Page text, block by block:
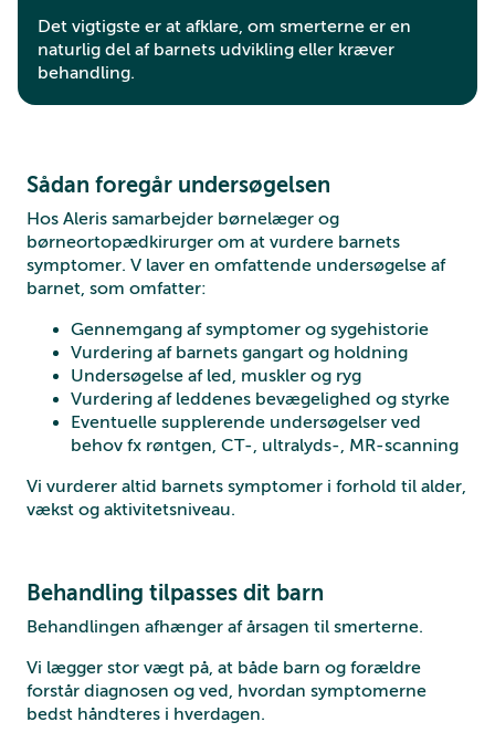
Det vigtigste er at afklare, om smerterne er en
naturlig del af barnets udvikling eller kræver
behandling.
Sådan foregår undersøgelsen
Hos Aleris samarbejder børnelæger og
børneortopædkirurger om at vurdere barnets
symptomer. V laver en omfattende undersøgelse af
barnet, som omfatter:
Gennemgang af symptomer og sygehistorie
Vurdering af barnets gangart og holdning
Undersøgelse af led, muskler og ryg
Vurdering af leddenes bevægelighed og styrke
Eventuelle supplerende undersøgelser ved
behov fx røntgen, CT-, ultralyds-, MR-scanning
Vi vurderer altid barnets symptomer i forhold til alder,
vækst og aktivitetsniveau.
Behandling tilpasses dit barn
Behandlingen afhænger af årsagen til smerterne.
Vi lægger stor vægt på, at både barn og forældre
forstår diagnosen og ved, hvordan symptomerne
bedst håndteres i hverdagen.